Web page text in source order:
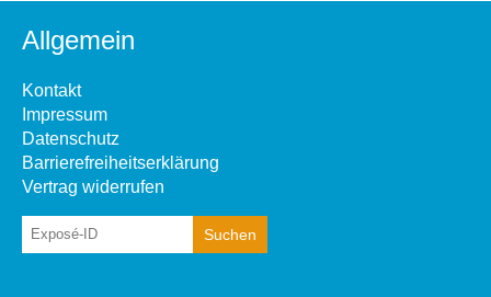
Allgemein
Kontakt
Impressum
Datenschutz
Barrierefreiheitserklärung
Vertrag widerrufen